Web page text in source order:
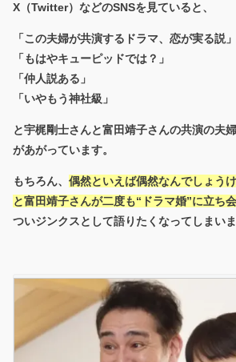
X（Twitter）などのSNSを見ていると、
「この夫婦が共演するドラマ、恋が実る説」
「もはやキューピッドでは？」
「仲人説ある」
「いやもう神社級」
と宇梶剛士さんと富田靖子さんの共演の夫
があがっています。
もちろん、 偶然といえば偶然なんでしょう
と富田靖子さんが二度も“ドラマ婚”に立ち
ついジンクスとして語りたくなってしまいま